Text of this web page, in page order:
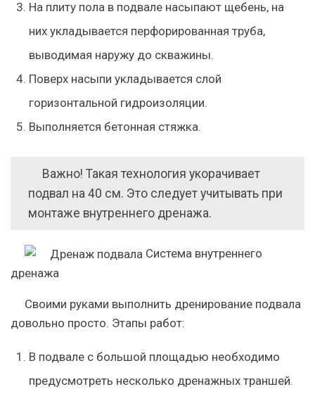
На плиту пола в подвале насыпают щебень, на
них укладывается перфорированная труба,
выводимая наружу до скважины.
Поверх насыпи укладывается слой
горизонтальной гидроизоляции.
Выполняется бетонная стяжка.
Важно! Такая технология укорачивает
подвал на 40 см. Это следует учитывать при
монтаже внутреннего дренажа.
Система внутреннего
дренажа
Своими руками выполнить дренирование подвала
довольно просто. Этапы работ:
В подвале с большой площадью необходимо
предусмотреть несколько дренажных траншей.